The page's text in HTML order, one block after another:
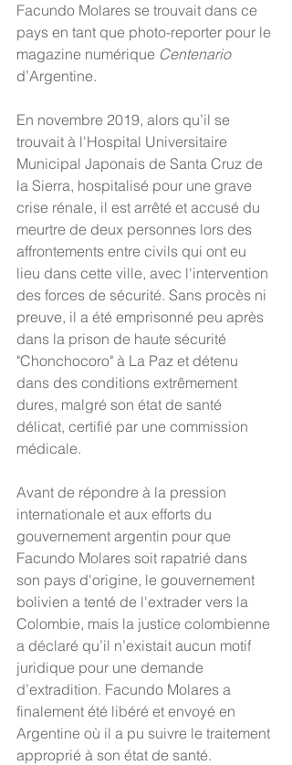
Facundo Molares se trouvait dans ce
pays en tant que photo-reporter pour le
magazine numérique Centenario
d’Argentine.
En novembre 2019, alors qu’il se
trouvait à l'Hospital Universitaire
Municipal Japonais de Santa Cruz de
la Sierra, hospitalisé pour une grave
crise rénale, il est arrêté et accusé du
meurtre de deux personnes lors des
affrontements entre civils qui ont eu
lieu dans cette ville, avec l'intervention
des forces de sécurité. Sans procès ni
preuve, il a été emprisonné peu après
dans la prison de haute sécurité
"Chonchocoro" à La Paz et détenu
dans des conditions extrêmement
dures, malgré son état de santé
délicat, certifié par une commission
médicale.
Avant de répondre à la pression
internationale et aux efforts du
gouvernement argentin pour que
Facundo Molares soit rapatrié dans
son pays d'origine, le gouvernement
bolivien a tenté de l'extrader vers la
Colombie, mais la justice colombienne
a déclaré qu’il n’existait aucun motif
juridique pour une demande
d’extradition. Facundo Molares a
finalement été libéré et envoyé en
Argentine où il a pu suivre le traitement
approprié à son état de santé.